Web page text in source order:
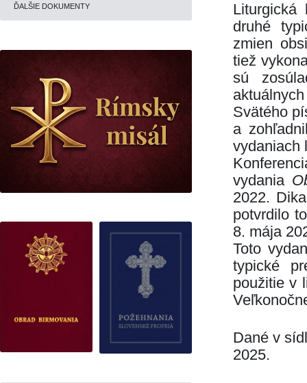
ĎALŠIE DOKUMENTY
Liturgická
druhé
zmien
tiež
sú
Svätého
a
vyda­niach
vydania
2022.
potvrdilo
8. mája
Toto
typické
použitie v
Dané v
2025.